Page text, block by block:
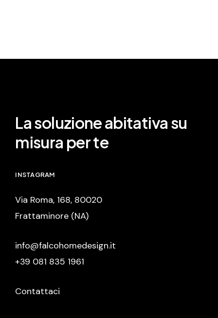
La soluzione abitativa su
misura per te
INSTAGRAM
Via Roma, 168, 80020
Frattaminore (NA)
info@falcohomedesign.it
+39 081 835 1961
Contattaci